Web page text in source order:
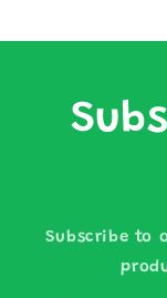
Subscribe to